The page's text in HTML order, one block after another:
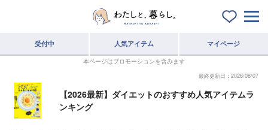
受付中 人気アイテム マイページ
本ページはプロモーションを含みます
最終更新日：2026/08/07
【2026最新】ダイエットのおすすめ人気アイテムラ
ンキング